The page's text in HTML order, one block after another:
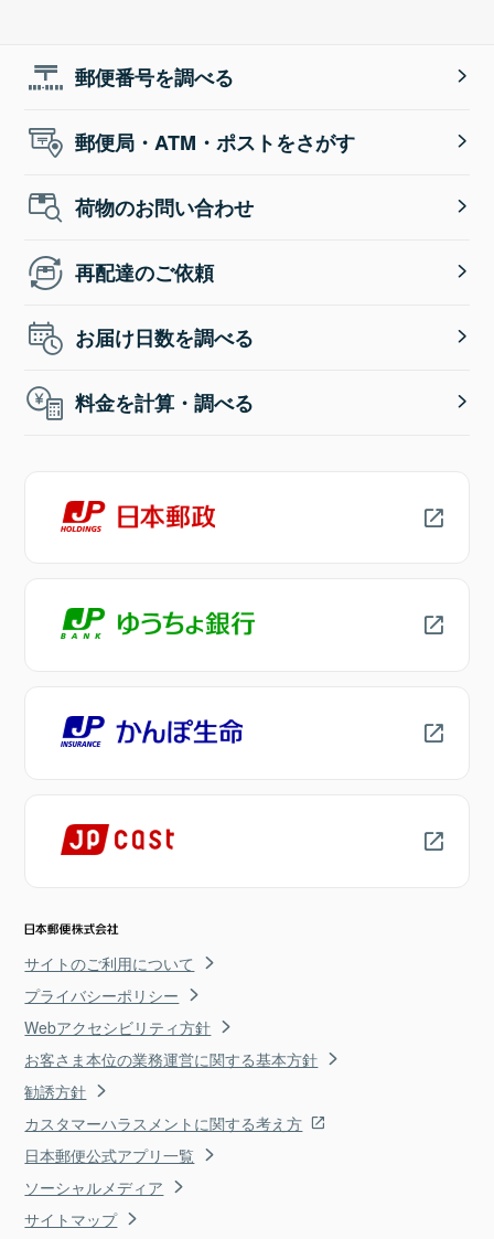
郵便番号を調べる
郵便局・ATM・ポストをさがす
荷物のお問い合わせ
再配達のご依頼
お届け日数を調べる
料金を計算・調べる
サイトのご利用について
プライバシーポリシー
Webアクセシビリティ方針
お客さま本位の業務運営に関する基本方針
勧誘方針
カスタマーハラスメントに関する考え方
日本郵便公式アプリ一覧
ソーシャルメディア
サイトマップ